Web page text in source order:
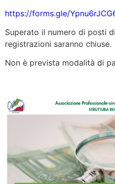
https://forms.gle/
Superato il numero di posti
registrazioni saranno chiuse.
Non è prevista modalità di